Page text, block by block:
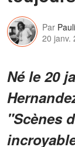
Par
20 janv.
Né le 20
"Scènes